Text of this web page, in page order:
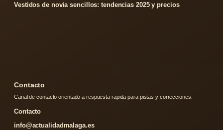
Vestidos de novia sencillos: tendencias 2025 y precios
Contacto
Canal de contacto orientado a respuesta rapida para pistas y correcciones.
Contacto
info@actualidadmalaga.es